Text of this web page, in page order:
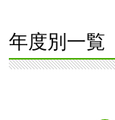
年度別一覧